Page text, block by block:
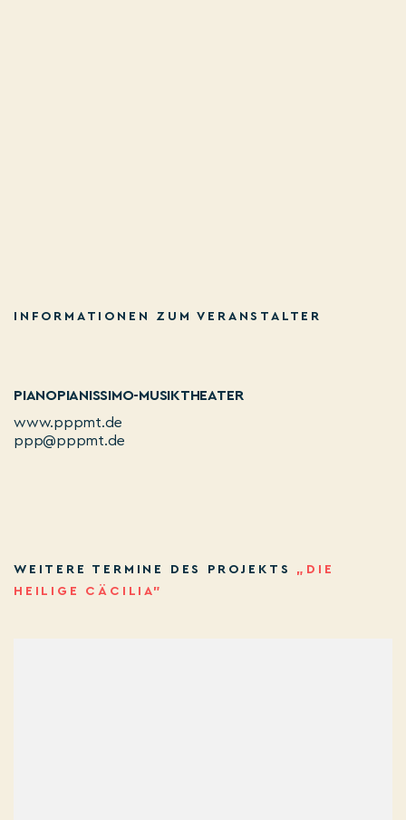
INFORMATIONEN ZUM VERANSTALTER
PIANOPIANISSIMO-MUSIKTHEATER
www.pppmt.de
ppp@pppmt.de
WEITERE TERMINE DES PROJEKTS „DIE
HEILIGE CÄCILIA”